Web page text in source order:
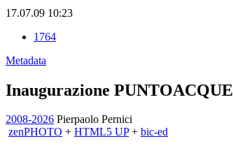
17.07.09 10:23
1764
Metadata
Inaugurazione PUNTOACQUE
2008-2026 Pierpaolo Pernici
zenPHOTO + HTML5 UP+ bic-ed